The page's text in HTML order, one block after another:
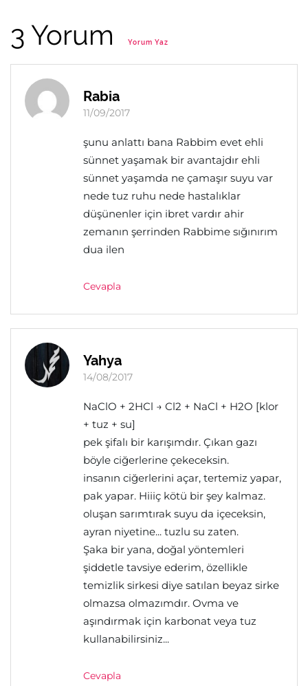
3 Yorum Yorum Yaz
Rabia
11/09/2017
şunu anlattı bana Rabbim evet ehli
sünnet yaşamak bir avantajdır ehli
sünnet yaşamda ne çamaşır suyu var
nede tuz ruhu nede hastalıklar
düşünenler için ibret vardır ahir
zemanın şerrinden Rabbime sığınırım
dua ilen
Cevapla
Yahya
14/08/2017
NaClO + 2HCl → Cl2 + NaCl + H2O [klor
+ tuz + su]
pek şifalı bir karışımdır. Çıkan gazı
böyle ciğerlerine çekeceksin.
insanın ciğerlerini açar, tertemiz yapar,
pak yapar. Hiiiç kötü bir şey kalmaz.
oluşan sarımtırak suyu da içeceksin,
ayran niyetine... tuzlu su zaten.
Şaka bir yana, doğal yöntemleri
şiddetle tavsiye ederim, özellikle
temizlik sirkesi diye satılan beyaz sirke
olmazsa olmazımdır. Ovma ve
aşındırmak için karbonat veya tuz
kullanabilirsiniz...
Cevapla